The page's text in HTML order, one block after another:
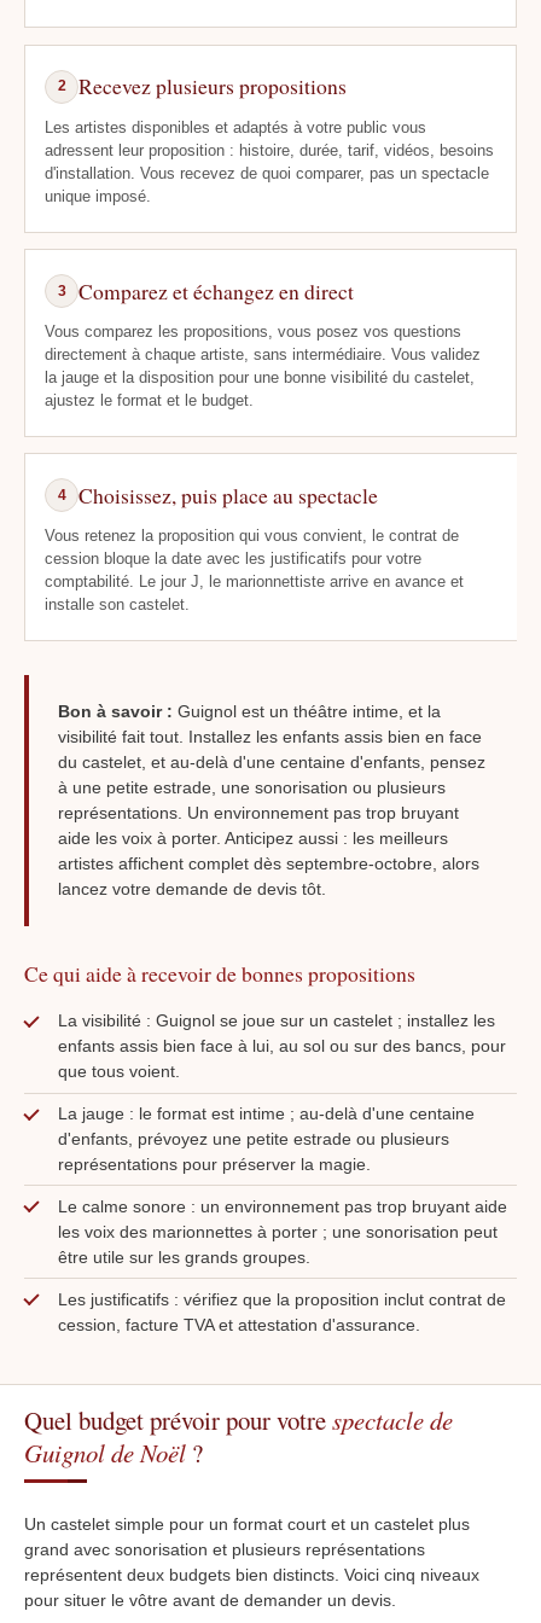
2 Recevez plusieurs propositions
Les artistes disponibles et adaptés à votre public vous
adressent leur proposition : histoire, durée, tarif, vidéos, besoins
d'installation. Vous recevez de quoi comparer, pas un spectacle
unique imposé.
3 Comparez et échangez en direct
Vous comparez les propositions, vous posez vos questions
directement à chaque artiste, sans intermédiaire. Vous validez
la jauge et la disposition pour une bonne visibilité du castelet,
ajustez le format et le budget.
4 Choisissez, puis place au spectacle
Vous retenez la proposition qui vous convient, le contrat de
cession bloque la date avec les justificatifs pour votre
comptabilité. Le jour J, le marionnettiste arrive en avance et
installe son castelet.
Bon à savoir : Guignol est un théâtre intime, et la
visibilité fait tout. Installez les enfants assis bien en face
du castelet, et au-delà d'une centaine d'enfants, pensez
à une petite estrade, une sonorisation ou plusieurs
représentations. Un environnement pas trop bruyant
aide les voix à porter. Anticipez aussi : les meilleurs
artistes affichent complet dès septembre-octobre, alors
lancez votre demande de devis tôt.
Ce qui aide à recevoir de bonnes propositions
La visibilité : Guignol se joue sur un castelet ; installez les
enfants assis bien face à lui, au sol ou sur des bancs, pour
que tous voient.
La jauge : le format est intime ; au-delà d'une centaine
d'enfants, prévoyez une petite estrade ou plusieurs
représentations pour préserver la magie.
Le calme sonore : un environnement pas trop bruyant aide
les voix des marionnettes à porter ; une sonorisation peut
être utile sur les grands groupes.
Les justificatifs : vérifiez que la proposition inclut contrat de
cession, facture TVA et attestation d'assurance.
Quel budget prévoir pour votrespectacle de
Guignol de Noël ?
Un castelet simple pour un format court et un castelet plus
grand avec sonorisation et plusieurs représentations
représentent deux budgets bien distincts. Voici cinq niveaux
pour situer le vôtre avant de demander un devis.